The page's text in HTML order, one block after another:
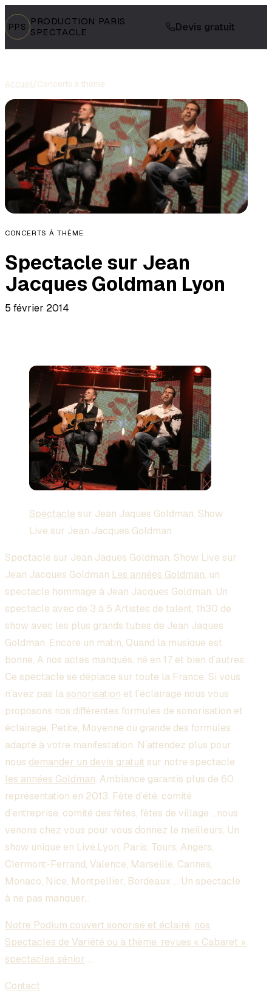
PPS PRODUCTION PARIS
SPECTACLE
Devis gratuit
Accueil/Concerts à thème
CONCERTS À THÈME
Spectacle sur Jean
Jacques Goldman Lyon
5 février 2014
Spectacle sur Jean Jaques Goldman. Show
Live sur Jean Jacques Goldman
Spectacle sur Jean Jaques Goldman. Show Live sur
Jean Jacques Goldman Les années Goldman, un
spectacle hommage à Jean Jacques Goldman. Un
spectacle avec de 3 à 5 Artistes de talent, 1h30 de
show avec les plus grands tubes de Jean Jaques
Goldman. Encore un matin, Quand la musique est
bonne, A nos actes manqués, né en 17 et bien d’autres.
Ce spectacle se déplace sur toute la France. Si vous
n’avez pas lasonorisation et l’éclairage nous vous
proposons nos différentes formules de sonorisation et
éclairage, Petite, Moyenne ou grande des formules
adapté à votre manifestation. N’attendez plus pour
nous demander un devis gratuit sur notre spectacle
les années Goldman. Ambiance garantis plus de 60
représentation en 2013. Fête d’été, comité
d’entreprise, comité des fêtes, fêtes de village …nous
venons chez vous pour vous donnez le meilleurs, Un
show unique en Live.Lyon, Paris, Tours, Angers,
Clermont-Ferrand, Valence, Marseille, Cannes,
Monaco, Nice, Montpellier, Bordeaux … Un spectacle
à ne pas manquer…
Notre Podium couvert sonorisé et éclairé, nos
Spectacles de Variété ou à thème, revues « Cabaret »,
spectacles sénior ….
Contact